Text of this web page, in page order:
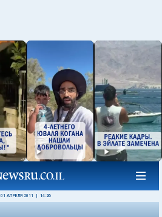
01 АПРЕЛЯ 2011 14:26